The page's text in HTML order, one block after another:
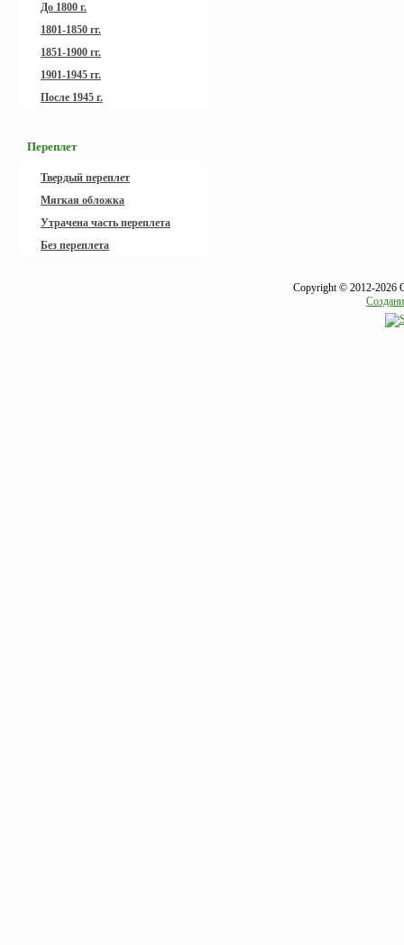
До 1800 г.
1801-1850 гг.
1851-1900 гг.
1901-1945 гг.
После 1945 г.
Переплет
Твердый переплет
Мягкая обложка
Утрачена часть переплета
Без переплета
Copyright © 2012-2026